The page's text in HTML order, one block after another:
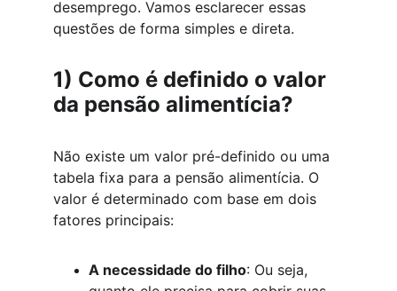
desemprego. Vamos esclarecer essas
questões de forma simples e direta.
1) Como é definido o valor
da pensão alimentícia?
Não existe um valor pré-definido ou uma
tabela fixa para a pensão alimentícia. O
valor é determinado com base em dois
fatores principais:
A necessidade do filho: Ou seja,